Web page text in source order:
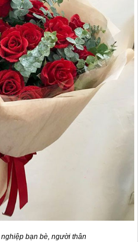
bạn bè, người thân